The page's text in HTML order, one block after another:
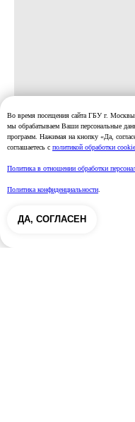
Во время посещения сайта ГБУ г.
мы обрабатываем Ваши персональные
программ. Нажимая на кнопку «Да,
соглашаетесь с политикой обработки
Политика в отношении обработки
Политика конфиденциальности.
ДА, СОГЛАСЕН